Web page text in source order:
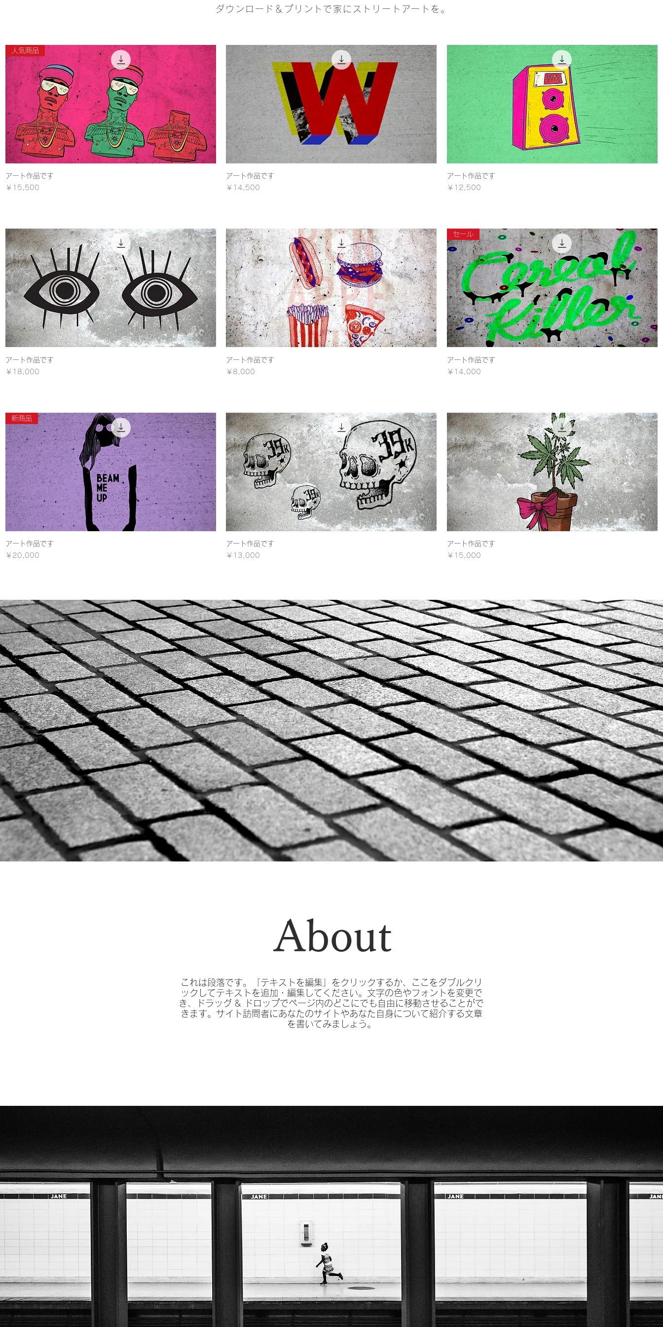
ダウンロード＆プリントで家にストリートアートを。
人気商品
アート作品です
価格
￥15,500
アート作品です
価格
￥14,500
アート作品です
価格
￥12,500
アート作品です
価格
￥18,000
アート作品です
価格
￥8,000
セール
アート作品です
価格
￥14,000
新商品
アート作品です
価格
￥20,000
アート作品です
価格
￥13,000
アート作品です
価格
￥15,000
About
これは段落です。「テキストを編集」をクリックするか、ここをダブルクリ
ックしてテキストを追加・編集してください。文字の色やフォントを変更で
き、ドラッグ & ドロップでページ内のどこにでも自由に移動させることがで
きます。サイト訪問者にあなたのサイトやあなた自身について紹介する文章
を書いてみましょう。